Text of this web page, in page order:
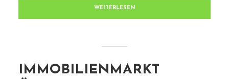
WEITERLESEN
IMMOBILIENMARKT